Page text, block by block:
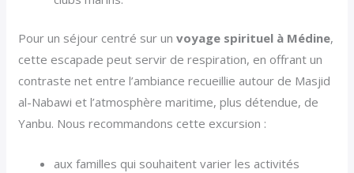
Pour un séjour centré sur unvoyage spirituel à Médine,
cette escapade peut servir de respiration, en offrant un
contraste net entre l’ambiance recueillie autour de Masjid
al-Nabawi et l’atmosphère maritime, plus détendue, de
Yanbu. Nous recommandons cette excursion :
aux familles qui souhaitent varier les activités